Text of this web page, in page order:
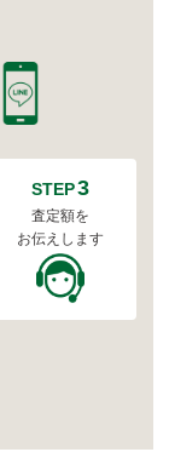
STEP3
査定額を
お伝えします